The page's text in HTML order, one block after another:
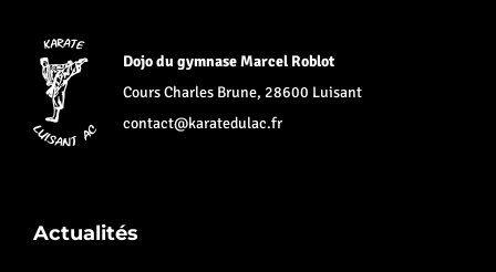
Dojo du gymnase Marcel Roblot
Cours Charles Brune, 28600 Luisant
contact@karatedulac.fr
Actualités